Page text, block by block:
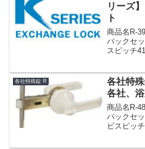
リーズ
ト
商品名R-
バックセ
スピッチ
各社特殊錠 R
各社特
各社、
商品名R-
バックセ
ビスピッ